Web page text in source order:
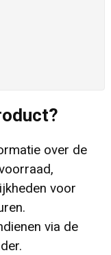
over de
voor
via de